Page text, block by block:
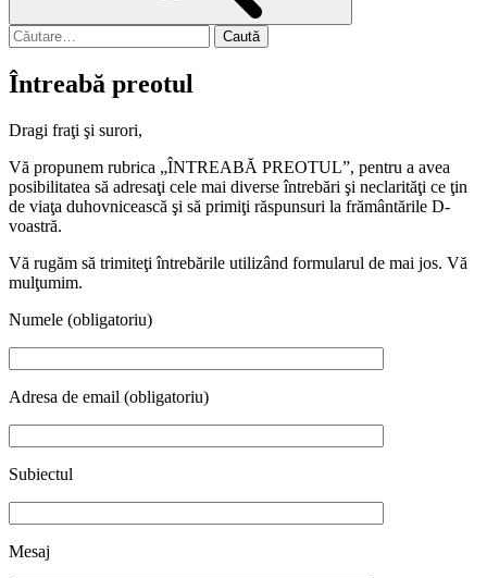
Întreabă preotul
Dragi fraţi şi surori,
Vă propunem rubrica „ÎNTREABĂ PREOTUL”, pentru a avea
posibilitatea să adresaţi cele mai diverse întrebări şi neclarităţi ce ţin
de viaţa duhovnicească şi să primiţi răspunsuri la frământările D-
voastră.
Vă rugăm să trimiteţi întrebările utilizând formularul de mai jos. Vă
mulţumim.
Numele (obligatoriu)
Adresa de email (obligatoriu)
Subiectul
Mesaj